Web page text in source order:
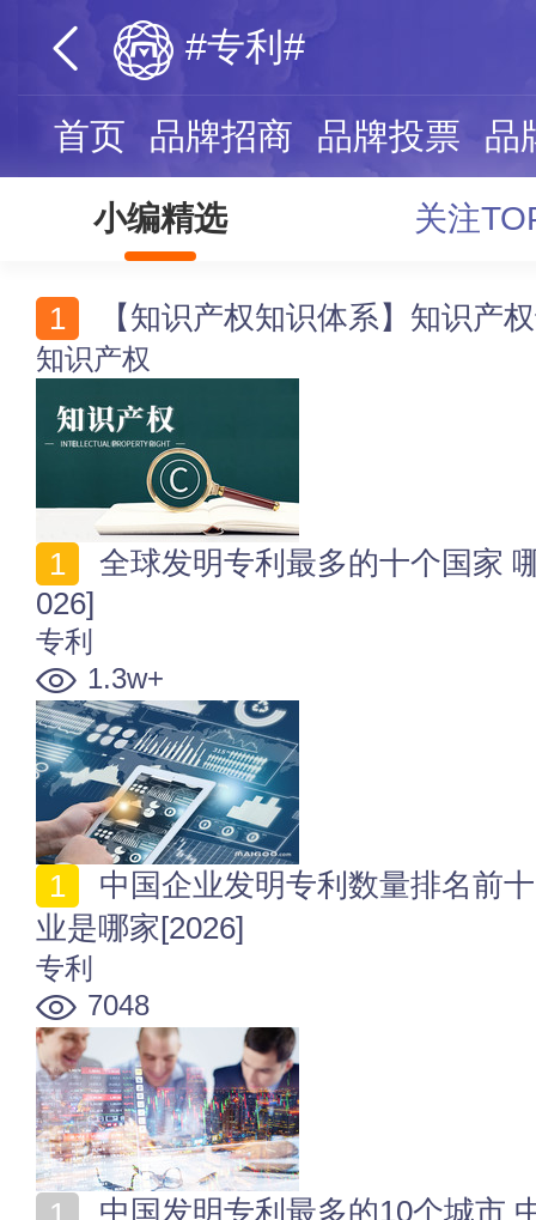
#专利#
首页 品牌招商 品牌投票 品
小编精选 关注
【知识产权知识体系】知识产
知识产权
026]
专利
1.3w+
业是哪家[2026]
专利
7048